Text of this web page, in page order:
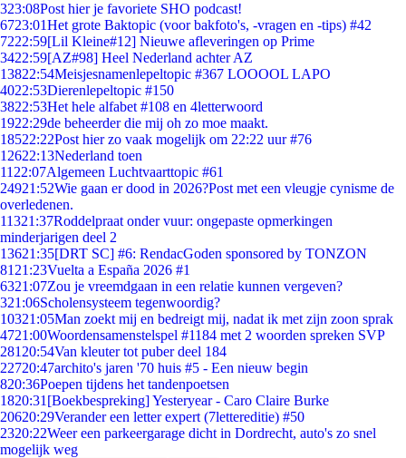
323:08Post hier je favoriete SHO podcast!
6723:01Het grote Baktopic (voor bakfoto's, -vragen en -tips) #42
7222:59[Lil Kleine#12] Nieuwe afleveringen op Prime
3422:59[AZ#98] Heel Nederland achter AZ
13822:54Meisjesnamenlepeltopic #367 LOOOOL LAPO
4022:53Dierenlepeltopic #150
3822:53Het hele alfabet #108 en 4letterwoord
1922:29de beheerder die mij oh zo moe maakt.
18522:22Post hier zo vaak mogelijk om 22:22 uur #76
12622:13Nederland toen
11 22:07Algemeen Luchtvaarttopic #61
24921:52Wie gaan er dood in 2026?Post met een vleugje cynisme de
overledenen.
11321:37Roddelpraat onder vuur: ongepaste opmerkingen
minderjarigen deel 2
13621:35[DRT SC] #6: RendacGoden sponsored by TONZON
81 21:23Vuelta a España 2026 #1
6321:07Zou je vreemdgaan in een relatie kunnen vergeven?
321:06Scholensysteem tegenwoordig?
10321:05Man zoekt mij en bedreigt mij, nadat ik met zijn zoon sprak
4721:00Woordensamenstelspel #1184 met 2 woorden spreken SVP
281 20:54Van kleuter tot puber deel 184
22720:47archito's jaren '70 huis #5 - Een nieuw begin
820:36Poepen tijdens het tandenpoetsen
1820:31 [Boekbespreking] Yesteryear - Caro Claire Burke
20620:29Verander een letter expert (7lettereditie) #50
2320:22Weer een parkeergarage dicht in Dordrecht, auto's zo snel
mogelijk weg